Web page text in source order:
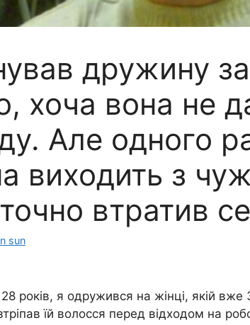
дружину
хоча вона не
Але одного
виходить з
втратив
sun
років, я одружився на жінці, якій
їй волосся перед відходом на